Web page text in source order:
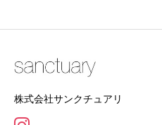
株式会社サンクチュアリ